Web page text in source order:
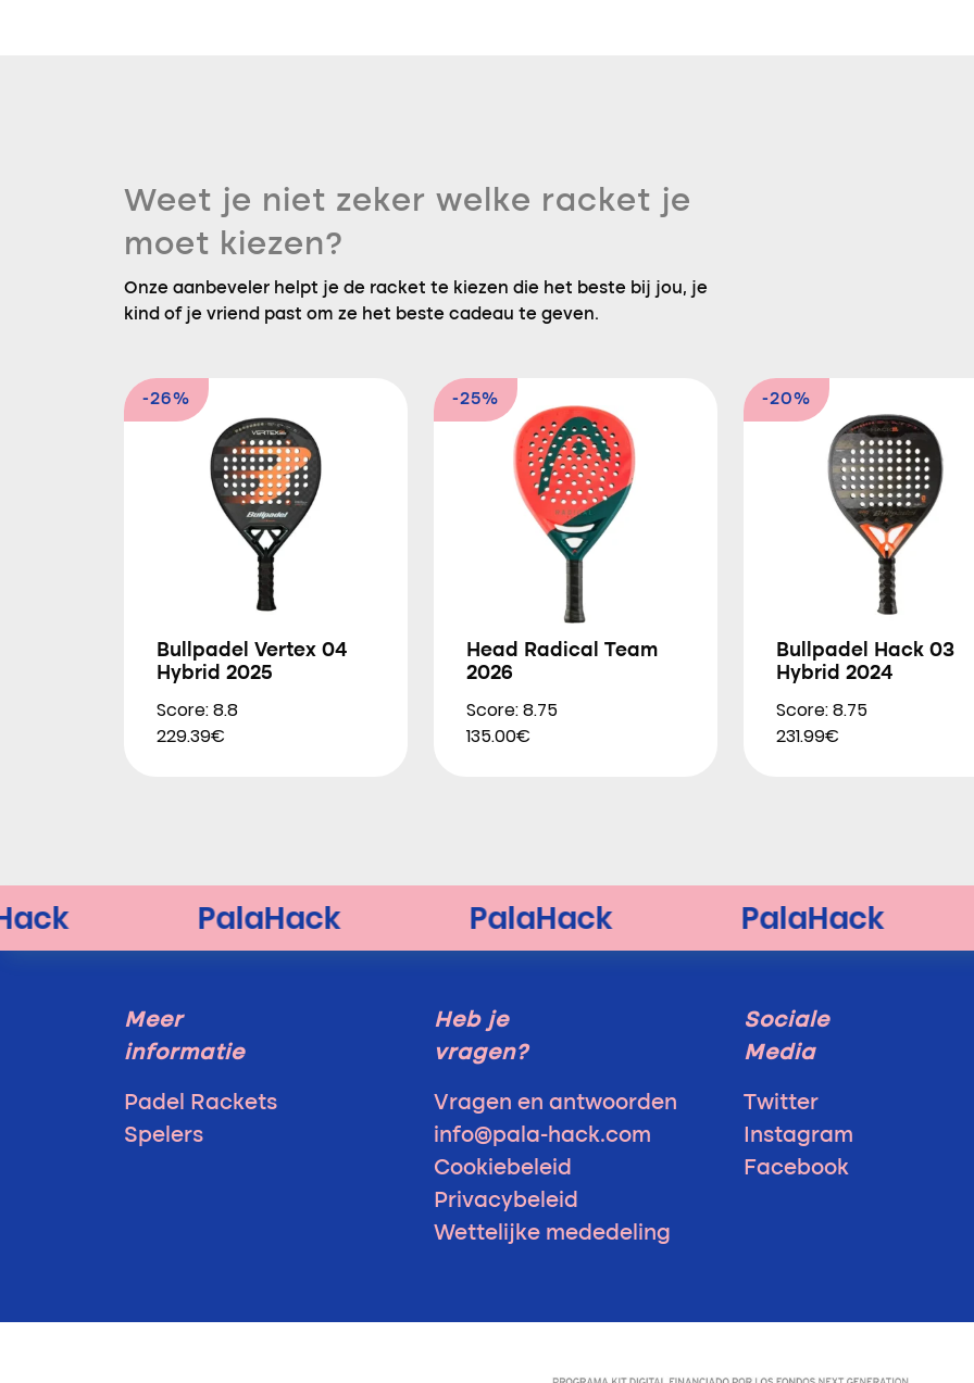
Weet je niet zeker welke racket je
moet kiezen?
Onze aanbeveler helpt je de racket te kiezen die het beste bij jou, je
kind of je vriend past om ze het beste cadeau te geven.
-26%
Bullpadel Vertex 04
Hybrid 2025
Score: 8.8
229.39€
-25%
Head Radical Team
2026
Score: 8.75
135.00€
-20%
Bullpadel Hack 03
Hybrid 2024
Score: 8.75
231.99€
Meer
informatie
Padel Rackets
Spelers
Heb je
vragen?
Vragen en antwoorden
info@pala-hack.com
Cookiebeleid
Privacybeleid
Wettelijke mededeling
Sociale
Media
Twitter
Instagram
Facebook